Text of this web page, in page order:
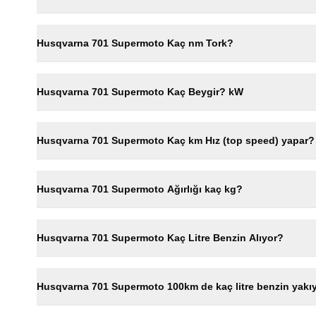
Husqvarna 701 Supermoto Kaç nm Tork?
Husqvarna 701 Supermoto Kaç Beygir? kW
Husqvarna 701 Supermoto Kaç km Hız (top speed) yapar?
Husqvarna 701 Supermoto Ağırlığı kaç kg?
Husqvarna 701 Supermoto Kaç Litre Benzin Alıyor?
Husqvarna 701 Supermoto 100km de kaç litre benzin